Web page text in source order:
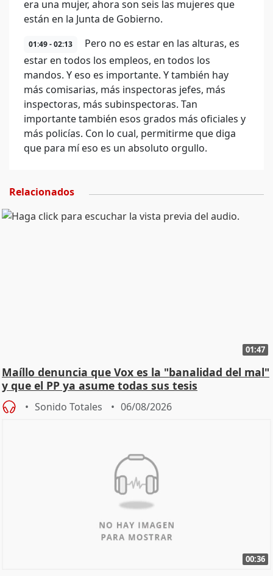
era una mujer, ahora son seis las mujeres que
están en la Junta de Gobierno.
01:49 - 02:13
Pero no es estar en las alturas, es
estar en todos los empleos, en todos los
mandos. Y eso es importante. Y también hay
más comisarias, más inspectoras jefes, más
inspectoras, más subinspectoras. Tan
importante también esos grados más oficiales y
más policías. Con lo cual, permitirme que diga
que para mí eso es un absoluto orgullo.
Relacionados
01:47
Maíllo denuncia que Vox es la "banalidad del mal"
y que el PP ya asume todas sus tesis
Sonido Totales 06/08/2026
00:36